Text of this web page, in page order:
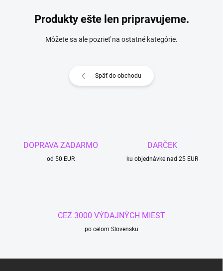
Produkty ešte len pripravujeme.
Môžete sa ale pozrieť na ostatné kategórie.
Späť do obchodu
DOPRAVA ZADARMO
od 50 EUR
DARČEK
ku objednávke nad 25 EUR
CEZ 3000 VÝDAJNÝCH MIEST
po celom Slovensku